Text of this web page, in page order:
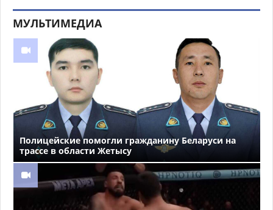
МУЛЬТИМЕДИА
Полицейские помогли гражданину Беларуси на
трассе в области Жетысу